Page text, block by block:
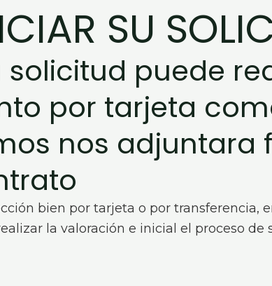
SU
puede
por tarjeta
nos adjuntara
bien por tarjeta o por transferencia,
la valoración e inicial el proceso de